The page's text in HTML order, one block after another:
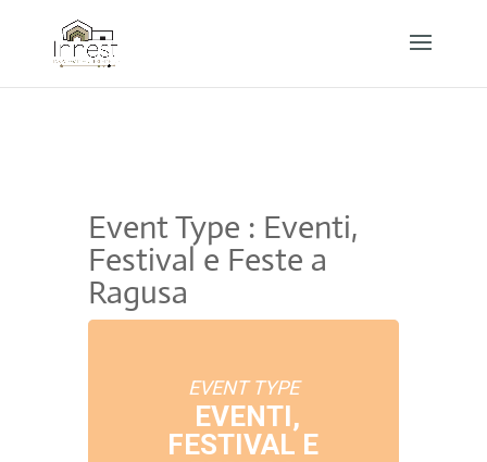
Event Type : Eventi,
Festival e Feste a
Ragusa
EVENT TYPE
EVENTI,
FESTIVAL E